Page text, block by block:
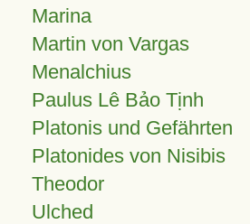
Marina
Martin von Vargas
Menalchius
Paulus Lê Bảo Tịnh
Platonis und Gefährten
Platonides von Nisibis
Theodor
Ulched